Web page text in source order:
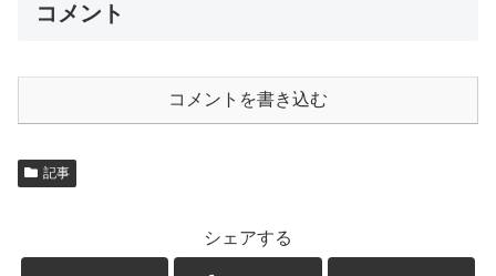
コメント
コメントを書き込む
記事
シェアする